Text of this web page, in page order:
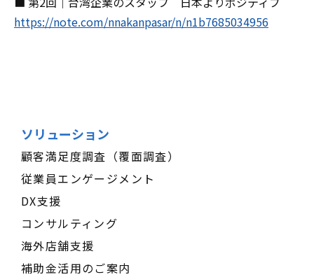
https://note.com/nnakanpasar/n/n1b7685034956
ソリューション
顧客満足度調査（覆面調査）
従業員エンゲージメント
DX支援
コンサルティング
海外店舗支援
補助金活用のご案内